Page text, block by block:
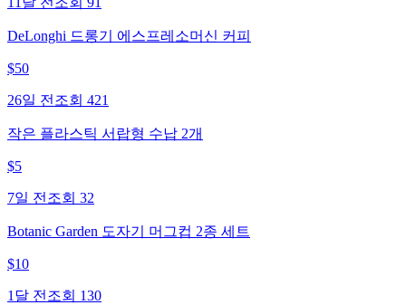
DeLonghi 드롱기 에스프레소머신 커피
$50
26일 전 조회 421
작은 플라스틱 서랍형 수납 2개
$5
7일 전 조회 32
Botanic Garden 도자기 머그컵 2종 세트
$10
1달 전 조회 130